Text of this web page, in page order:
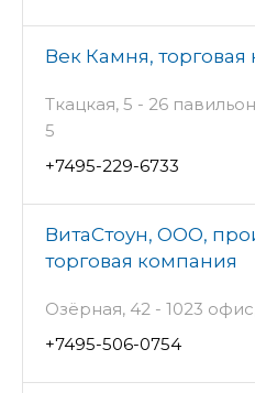
Век Камня,
Ткацкая, 5 - 26
5
+7495-229-6733
ВитаСтоун, ООО,
торговая компания
Озёрная, 42 - 1023
+7495-506-0754